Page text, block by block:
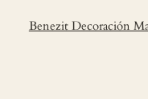
Benezit Decoración